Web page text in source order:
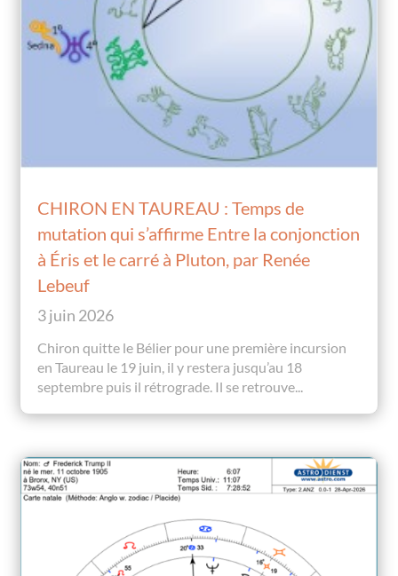
CHIRON EN TAUREAU : Temps de
mutation qui s’affirme Entre la conjonction
à Éris et le carré à Pluton, par Renée
Lebeuf
3 juin 2026
Chiron quitte le Bélier pour une première incursion
en Taureau le 19 juin, il y restera jusqu’au 18
septembre puis il rétrograde. Il se retrouve...